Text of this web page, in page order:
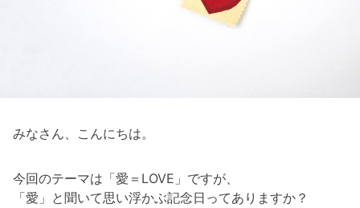
みなさん、こんにちは。
今回のテーマは「愛＝LOVE」ですが、
「愛」と聞いて思い浮かぶ記念日ってありますか？